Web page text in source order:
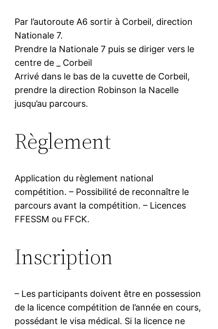
Par l’autoroute A6 sortir à Corbeil, direction
Nationale 7.
Prendre la Nationale 7 puis se diriger vers le
centre de _ Corbeil
Arrivé dans le bas de la cuvette de Corbeil,
prendre la direction Robinson la Nacelle
jusqu’au parcours.
Règlement
Application du règlement national
compétition. – Possibilité de reconnaître le
parcours avant la compétition. – Licences
FFESSM ou FFCK.
Inscription
– Les participants doivent être en possession
de la licence compétition de l’année en cours,
possédant le visa médical. Si la licence ne